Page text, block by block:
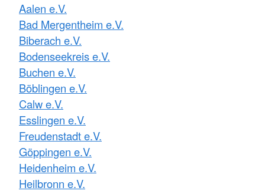
Aalen e.V.
Bad Mergentheim e.V.
Biberach e.V.
Bodenseekreis e.V.
Buchen e.V.
Böblingen e.V.
Calw e.V.
Esslingen e.V.
Freudenstadt e.V.
Göppingen e.V.
Heidenheim e.V.
Heilbronn e.V.